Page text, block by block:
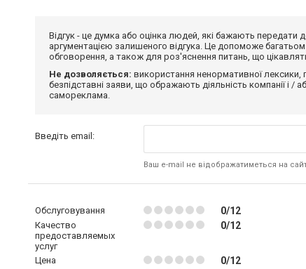
Відгук - це думка або оцінка людей, які бажають
аргументацією залишеного відгука. Це допоможе
обговорення, а також для роз'яснення питань, що
Не дозволяється: використання ненормативної
безпідставні заяви, що ображають діяльність компанії і /
самореклама.
Введіть email:
Ваш e-mail не відображатиметься на
Обслуговування 0/12
Качество
предоставляемых
услуг
0/12
Цена 0/12